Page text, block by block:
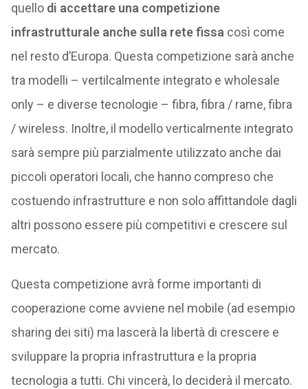
quello di accettare una competizione
infrastrutturale anche sulla rete fissa così come
nel resto d’Europa. Questa competizione sarà anche
tra modelli – vertilcalmente integrato e wholesale
only – e diverse tecnologie – fibra, fibra / rame, fibra
/ wireless. Inoltre, il modello verticalmente integrato
sarà sempre più parzialmente utilizzato anche dai
piccoli operatori locali, che hanno compreso che
costuendo infrastrutture e non solo affittandole dagli
altri possono essere più competitivi e crescere sul
mercato.
Questa competizione avrà forme importanti di
cooperazione come avviene nel mobile (ad esempio
sharing dei siti) ma lascerà la libertà di crescere e
sviluppare la propria infrastruttura e la propria
tecnologia a tutti. Chi vincerà, lo deciderà il mercato.